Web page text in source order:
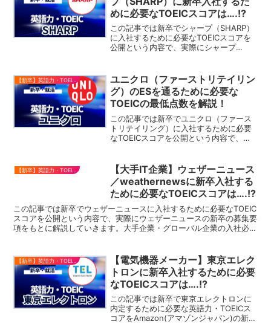
めに必要なTOEICスコアは….!?
この記事では新卒でシャープ（SHARP）
に入社するために必要なTOEICスコアを
公開という内容で、実際にシャープ
企業の入社必要なTOEICスコアをまとめ
ているので、...
ユニクロ（ファーストリテイリン
グ）のESを通るために必要な
TOEICの最低点数を解説！
この記事では新卒でユニクロ（ファース
トリテイリング）に入社するために必要
なTOEICスコアを公開という内容で、実
クロは日本だけでなく、世界中で展開し
ている小売チェーン店...
【新卒】英語力・TOEICスコア
【大手IT企業】ウェザーニュース
／weathernewsに新卒入社する
ために必要なTOEICスコアは….!?
この記事では新卒でウェザーニュースに入社するために必要なTOEIC
スコアを公開という内容で、実際にウェザーニュースの新卒の募集要
項をもとに解説していきます。大手企業・グローバル企業の入社必要
【電気機器メーカー】東京エレク
トロンに新卒入社するために必要
なTOEICスコアは….!?
この記事では新卒で東京エレクトロンに
内定するために必要な英語力・TOEICス
コアをAmazon(アマゾンジャパン)の新卒